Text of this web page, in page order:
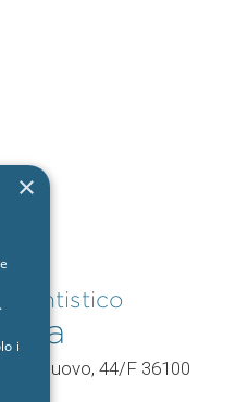
dentistico
Nuovo, 44/F 36100
×
i